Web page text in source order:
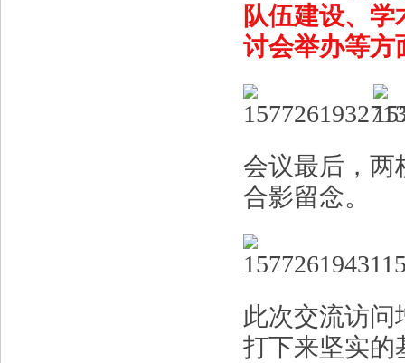
队伍建设、
讨会举办等方
会议最后，两
合影留念。
此次交流访问
打下来坚实的